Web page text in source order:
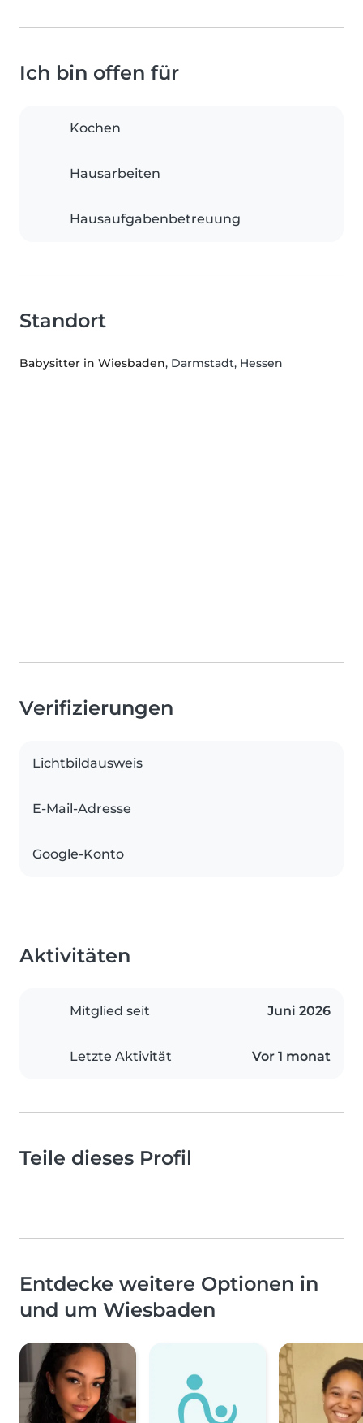
Ich bin offen für
Kochen
Hausarbeiten
Hausaufgabenbetreuung
Standort
Babysitter in Wiesbaden, Darmstadt, Hessen
Verifizierungen
Lichtbildausweis
E-Mail-Adresse
Google-Konto
Aktivitäten
Mitglied seit Juni 2026
Letzte Aktivität Vor 1 monat
Teile dieses Profil
Entdecke weitere Optionen in
und um Wiesbaden